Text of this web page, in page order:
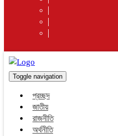
Toggle navigation
প্রচ্ছদ
জাতীয়
রাজনীতি
অর্থনীতি